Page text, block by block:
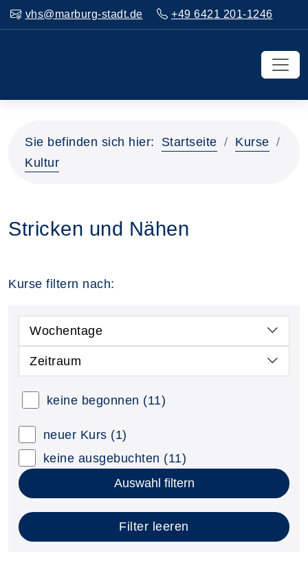
vhs@marburg-stadt.de +49 6421 201-1246
Sie befinden sich hier: Startseite
Kurse
Kultur
Stricken und Nähen
Kurse filtern nach:
Wochentage
Zeitraum
keine begonnen (11)
neuer Kurs (1)
keine ausgebuchten (11)
Auswahl filtern
Filter leeren